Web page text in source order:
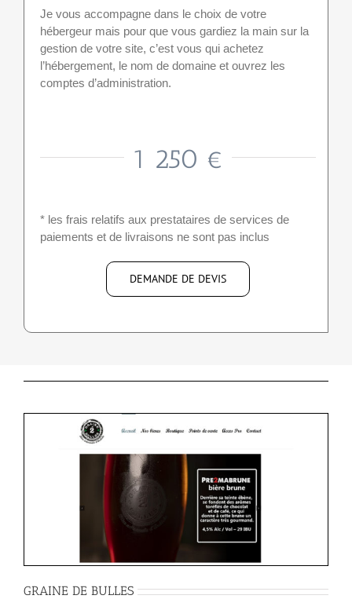
Je vous accompagne dans le choix de votre
hébergeur mais pour que vous gardiez la main sur la
gestion de votre site, c’est vous qui achetez
l’hébergement, le nom de domaine et ouvrez les
comptes d’administration.
1 250 €
* les frais relatifs aux prestataires de services de
paiements et de livraisons ne sont pas inclus
DEMANDE DE DEVIS
GRAINE DE BULLES